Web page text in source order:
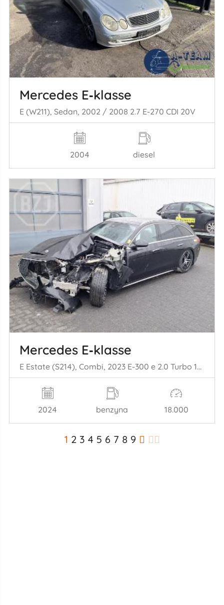
Mercedes E‑klasse
E (W211), Sedan, 2002 / 2008 2.7 E-270 CDI 20V
2004 diesel
Mercedes E‑klasse
E Estate (S214), Combi, 2023 E-300 e 2.0 Turbo 16V
2024 benzyna 18.000
1 2 3 4 5 6 7 8 9